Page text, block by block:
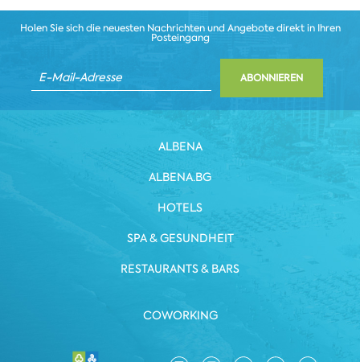
Holen Sie sich die neuesten Nachrichten und Angebote direkt in Ihren
Posteingang
ABONNIEREN
ALBENA
ALBENA.BG
HOTELS
SPA & GESUNDHEIT
RESTAURANTS & BARS
COWORKING